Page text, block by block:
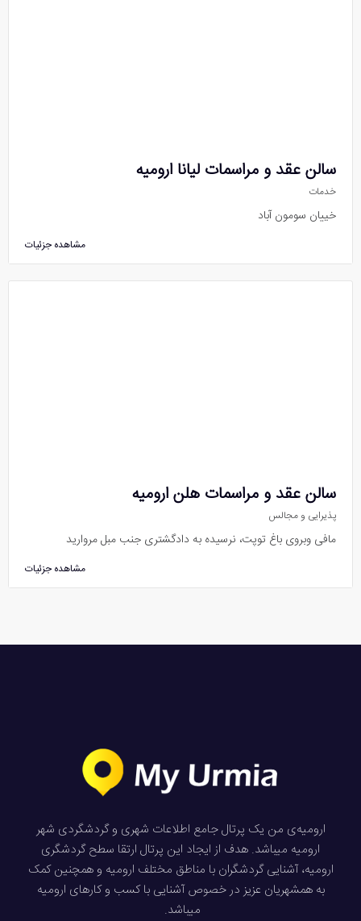
سالن عقد و مراسمات لیانا ارومیه
خدمات
خییان سومون آباد
مشاهده جزئیات
سالن عقد و مراسمات هلن ارومیه
پذیرایی و مجالس
مافی وبروی باغ توپت، نرسیده به دادگشتری جنب مبل مروارید
مشاهده جزئیات
ارومیه‌ی من یک پرتال جامع اطلاعات شهری و گردشگردی شهر
ارومیه میباشد. هدف از ایجاد این پرتال ارتقا سطح گردشگری
ارومیه، آشنایی گردشگران با مناطق مختلف ارومیه و همچنین کمک
به همشهریان عزیز در خصوص آشنایی با کسب و کارهای ارومیه
میباشد.